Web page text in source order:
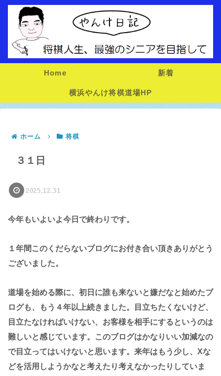
Home 新着
横浜やんけ将棋道場HP
ホーム 将棋
３１日
2025.12.31
今年もいよいよ今日で終わりです。
１年間このくだらないブログにお付き合い頂きありがとう
ございました。
道場を始める際に、初日に誰も来ないと嫌だなと始めたブ
ログも、もう４年以上続きました。目立ちたくないけど、
目立たなければいけない、お客様を相手にするというのは
難しいと感じています。このブログはかなりいい加減なの
で目立ってはいけないと思います。来年はもう少し、Xな
どを活用しようかなと考えたり考えなかったりしていま